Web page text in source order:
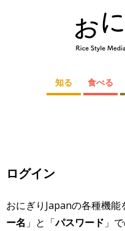
知る 食べる
ログイン
おにぎりJapanの各種機
ー名 」と「パスワード 」